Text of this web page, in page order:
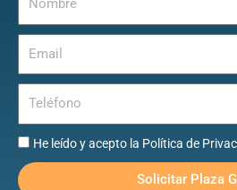
He
leído
y
He leído y acepto la Política de
Solicitar Plaza